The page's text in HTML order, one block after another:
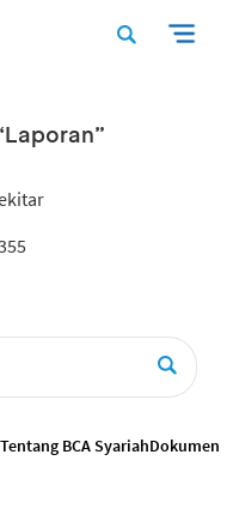
Tentang BCA SyariahDokumen